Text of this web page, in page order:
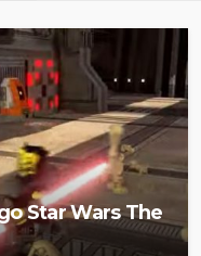
Star Wars The